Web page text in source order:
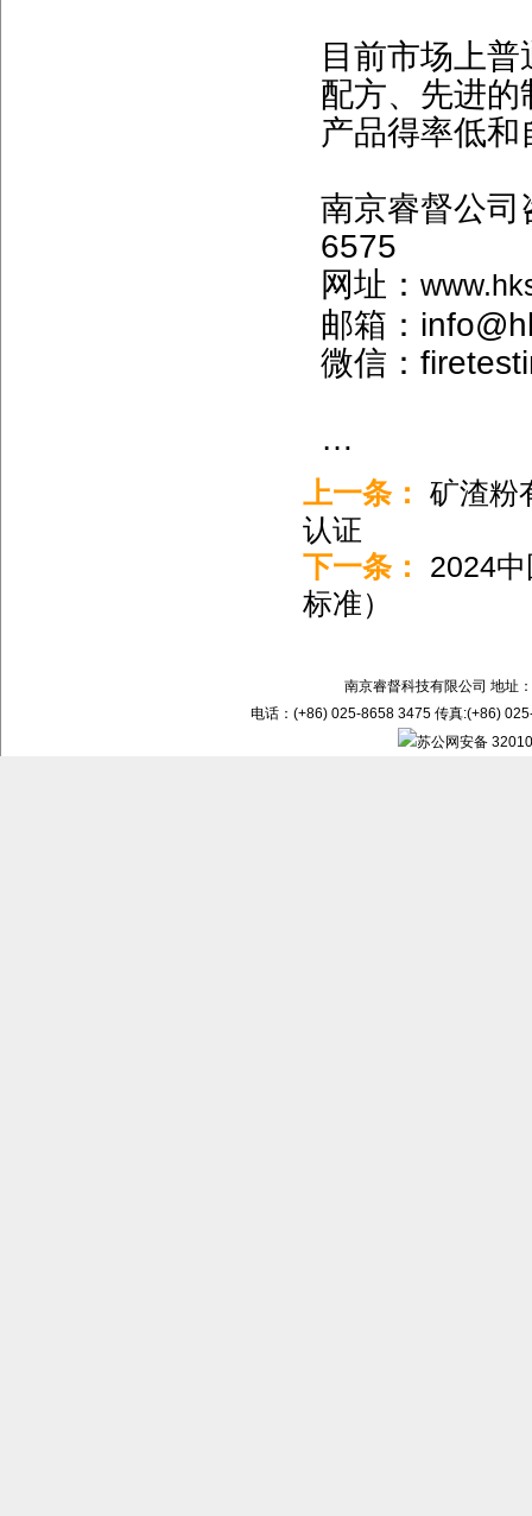
目前市场上
配方、先进
产品得率低
南京睿督公
6575
网址：
邮箱：
微信：
…
上一条：
矿渣粉
认证
下一条：
2024
标准）
南京睿督科技有限公司 地址
电话：(+86) 025-8658 3475 传真:(+86)
苏公网安备